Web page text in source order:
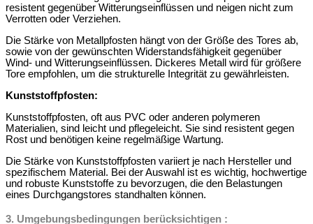
resistent gegenüber Witterungseinflüssen und neigen nicht zum
Verrotten oder Verziehen.
Die Stärke von Metallpfosten hängt von der Größe des Tores ab,
sowie von der gewünschten Widerstandsfähigkeit gegenüber
Wind- und Witterungseinflüssen. Dickeres Metall wird für größere
Tore empfohlen, um die strukturelle Integrität zu gewährleisten.
Kunststoffpfosten:
Kunststoffpfosten, oft aus PVC oder anderen polymeren
Materialien, sind leicht und pflegeleicht. Sie sind resistent gegen
Rost und benötigen keine regelmäßige Wartung.
Die Stärke von Kunststoffpfosten variiert je nach Hersteller und
spezifischem Material. Bei der Auswahl ist es wichtig, hochwertige
und robuste Kunststoffe zu bevorzugen, die den Belastungen
eines Durchgangstores standhalten können.
3. Umgebungsbedingungen berücksichtigen :